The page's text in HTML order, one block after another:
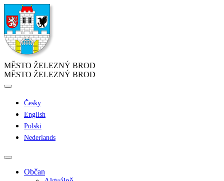
MĚSTO ŽELEZNÝ BROD
MĚSTO ŽELEZNÝ BROD
Česky
English
Polski
Nederlands
Občan